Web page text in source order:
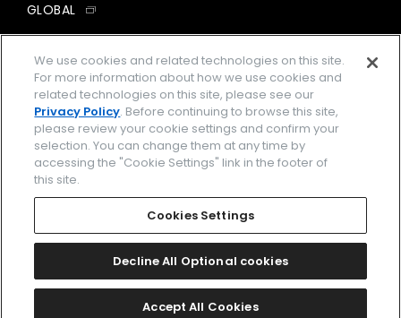
GLOBAL
facebookinstagramtwitter
企業情報 ご利用規約
プライバシーポリシー Cookies Settings
Amazon PayはAmazon.com, Inc.またはその関連会社の商標です。
2026 CITIZEN WATCH CO., LTD.
We use cookies and related technologies on this site.
For more information about how we use cookies and
related technologies on this site, please see our
Privacy Policy. Before continuing to browse this site,
please review your cookie settings and confirm your
selection. You can change them at any time by
accessing the "Cookie Settings" link in the footer of
this site.
Cookies Settings
Decline All Optional cookies
Accept All Cookies